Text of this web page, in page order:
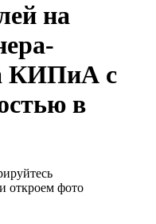
на
КИПиА с
в
откроем фото